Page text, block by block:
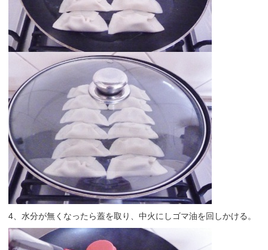
4、水分が無くなったら蓋を取り、中火にしゴマ油を回しかける。